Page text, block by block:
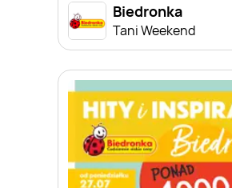
Biedronka
Tani Weekend